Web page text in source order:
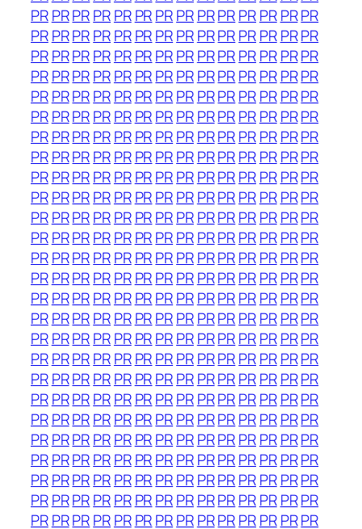
PRPRPRPRPR PRPRPRPRPRPRPR PRPR
PRPRPRPRPR PRPRPRPRPRPRPR PRPR
PRPRPRPRPR PRPRPRPRPRPRPR PRPR
PRPRPRPRPR PRPRPRPRPRPRPR PRPR
PRPRPRPRPR PRPRPRPRPRPRPR PRPR
PRPRPRPRPR PRPRPRPRPRPRPR PRPR
PRPRPRPRPR PRPRPRPRPRPRPR PRPR
PRPRPRPRPR PRPRPRPRPRPRPR PRPR
PRPRPRPRPR PRPRPRPRPRPRPR PRPR
PRPRPRPRPR PRPRPRPRPRPRPR PRPR
PRPRPRPRPR PRPRPRPRPRPRPR PRPR
PRPRPRPRPR PRPRPRPRPRPRPR PRPR
PRPRPRPRPR PRPRPRPRPRPRPR PRPR
PRPRPRPRPR PRPRPRPRPRPRPR PRPR
PRPRPRPRPR PRPRPRPRPRPRPR PRPR
PRPRPRPRPR PRPRPRPRPRPRPR PRPR
PRPRPRPRPR PRPRPRPRPRPRPR PRPR
PRPRPRPRPR PRPRPRPRPRPRPR PRPR
PRPRPRPRPR PRPRPRPRPRPRPR PRPR
PRPRPRPRPR PRPRPRPRPRPRPR PRPR
PRPRPRPRPR PRPRPRPRPRPRPR PRPR
PRPRPRPRPR PRPRPRPRPRPRPR PRPR
PRPRPRPRPR PRPRPRPRPRPRPR PRPR
PRPRPRPRPR PRPRPRPRPRPRPR PRPR
PRPRPRPRPR PRPRPRPRPRPRPR PRPR
PRPRPRPRPR PRPRPRPRPRPRPR PRPR